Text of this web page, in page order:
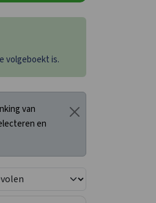
volgeboekt is.
van
en